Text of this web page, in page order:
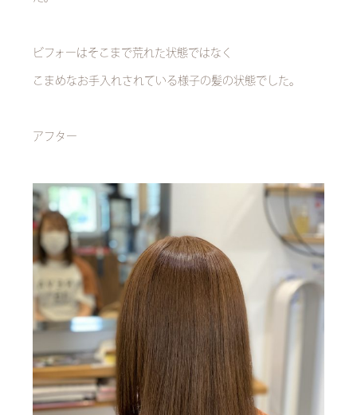
ビフォーはそこまで荒れた状態ではなく
こまめなお手入れされている様子の髪の状態でした。
アフター